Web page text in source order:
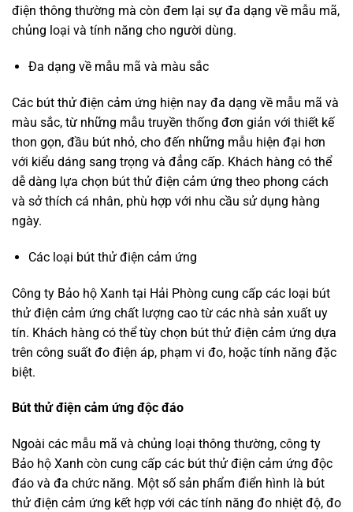
điện thông thường mà còn đem lại sự đa dạng về mẫu mã,
chủng loại và tính năng cho người dùng.
Đa dạng về mẫu mã và màu sắc
Các bút thử điện cảm ứng hiện nay đa dạng về mẫu mã và
màu sắc, từ những mẫu truyền thống đơn giản với thiết kế
thon gọn, đầu bút nhỏ, cho đến những mẫu hiện đại hơn
với kiểu dáng sang trọng và đẳng cấp. Khách hàng có thể
dễ dàng lựa chọn bút thử điện cảm ứng theo phong cách
và sở thích cá nhân, phù hợp với nhu cầu sử dụng hàng
ngày.
Các loại bút thử điện cảm ứng
Công ty Bảo hộ Xanh tại Hải Phòng cung cấp các loại bút
thử điện cảm ứng chất lượng cao từ các nhà sản xuất uy
tín. Khách hàng có thể tùy chọn bút thử điện cảm ứng dựa
trên công suất đo điện áp, phạm vi đo, hoặc tính năng đặc
biệt.
Bút thử điện cảm ứng độc đáo
Ngoài các mẫu mã và chủng loại thông thường, công ty
Bảo hộ Xanh còn cung cấp các bút thử điện cảm ứng độc
đáo và đa chức năng. Một số sản phẩm điển hình là bút
thử điện cảm ứng kết hợp với các tính năng đo nhiệt độ, đo